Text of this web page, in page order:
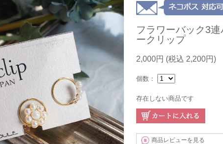
フラワーバック3
ークリップ
2,000円 (税込 2,200円)
個数：
存在しない商品です
商品レビューを見る